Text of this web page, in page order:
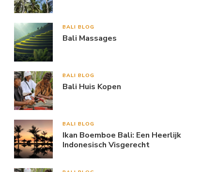
BALI BLOG
Bali Massages
BALI BLOG
Bali Huis Kopen
BALI BLOG
Ikan Boemboe Bali: Een Heerlijk
Indonesisch Visgerecht